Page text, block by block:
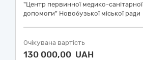
"Центр первинної медико-санітарної
допомоги" Новобузької міської ради
Очікувана вартість
130 000,00 UAH